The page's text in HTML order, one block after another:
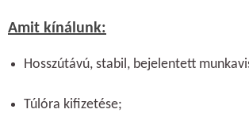
Amit kínálunk:
Hosszútávú, stabil, bejelentett
Túlóra kifizetése;